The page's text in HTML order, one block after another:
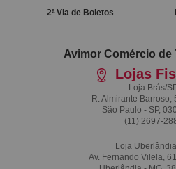
2ª Via de Boletos
Avimor Comércio de
Lojas
Loja Brás/
R. Almirante Barroso,
São Paulo - SP,
(11) 2697-
Loja
Av. Fernando Vilela,